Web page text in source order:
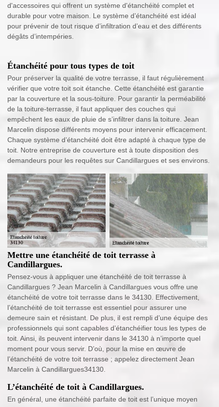
d'accessoires qui offrent un système d'étanchéité complet et
durable pour votre maison. Le système d’étanchéité est idéal
pour prévenir de tout risque d’infiltration d’eau et des différents
dégâts d’intempéries.
Étanchéité pour tous types de toit
Pour préserver la qualité de votre terrasse, il faut régulièrement
vérifier que votre toit soit étanche. Cette étanchéité est garantie
par la couverture et la sous-toiture. Pour garantir la perméabilité
de la toiture-terrasse, il faut appliquer des couches qui
empêchent les eaux de pluie de s’infiltrer dans la toiture. Jean
Marcelin dispose différents moyens pour intervenir efficacement.
Chaque système d’étanchéité doit être adapté à chaque type de
toit. Notre entreprise de couverture est à toute disposition des
demandeurs pour les requêtes sur Candillargues et ses environs.
Mettre une étanchéité de toit terrasse à
Candillargues.
Pensez-vous à appliquer une étanchéité de toit terrasse à
Candillargues ? Jean Marcelin à Candillargues vous offre une
étanchéité de votre toit terrasse dans le 34130. Effectivement,
l’étanchéité de toit terrasse est essentiel pour assurer une
demeure sain et résistant. De plus, il est rempli d’une équipe des
professionnels qui sont capables d’étanchéifier tous les types de
toit. Ainsi, ils peuvent intervenir dans le 34130 à n’importe quel
moment pour vous servir. D’où, pour la mise en œuvre de
l’étanchéité de votre toit terrasse ; appelez directement Jean
Marcelin à Candillargues34130.
L’étanchéité de toit à Candillargues.
En général, une étanchéité parfaite de toit est l’unique moyen